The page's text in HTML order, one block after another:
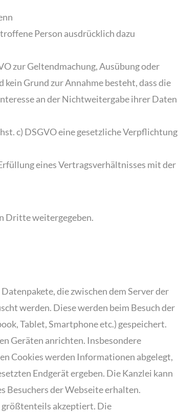
Person ausdrücklich dazu
zur Geltendmachung, Ausübung oder
Grund zur Annahme besteht, dass die
an der Nichtweitergabe ihrer Daten
c) DSGVO eine gesetzliche Verpflichtung
eines Vertragsverhältnisses mit der
Dritte weitergegeben.
die zwischen dem Server der
werden. Diese werden beim Besuch der
Tablet, Smartphone etc.) gespeichert.
Geräten anrichten. Insbesondere
Cookies werden Informationen abgelegt,
Endgerät ergeben. Die Kanzlei kann
der Webseite erhalten.
größtenteils akzeptiert. Die